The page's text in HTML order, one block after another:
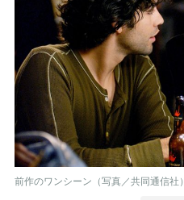
前作のワンシーン（写真／共同通信社）